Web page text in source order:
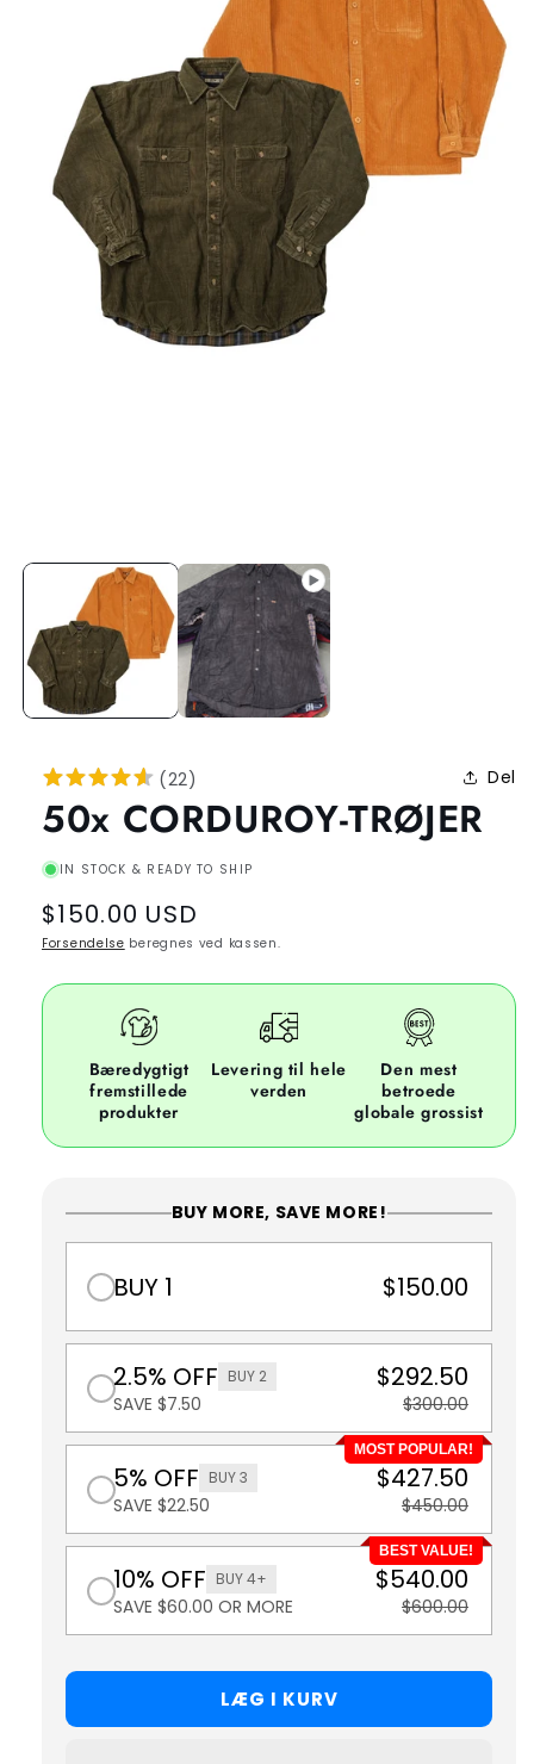
(22) Del
50x CORDUROY-TRØJER
IN STOCK & READY TO SHIP
Regular
price
$150.00 USD
Forsendelse beregnes ved kassen.
Bæredygtigt
fremstillede
produkter
Levering til hele
verden
Den mest
betroede
globale grossist
BUY MORE, SAVE MORE!
BUY 1 $150.00
2.5% OFF BUY 2
SAVE $7.50
$292.50
$300.00
MOST POPULAR!
5% OFF BUY 3
SAVE $22.50
$427.50
$450.00
BEST VALUE!
10% OFF BUY 4+
SAVE $60.00 OR MORE
$540.00
$600.00
LÆG I KURV